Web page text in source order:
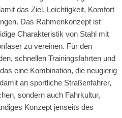
das Ziel, Leichtigkeit, Komfort
Das Rahmenkonzept ist
Charakteristik von Stahl mit
zu vereinen. Für den
schnellen Trainingsfahrten und
eine Kombination, die neugierig
an sportliche Straßenfahrer,
sondern auch Fahrkultur,
Konzept jenseits des